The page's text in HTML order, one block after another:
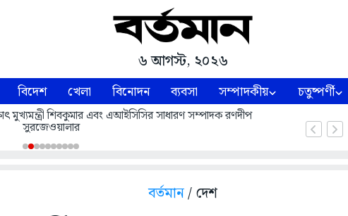
৬ আগস্ট, ২০২৬
বিদেশ খেলা বিনোদন ব্যবসা সম্পাদকীয় চতুষ্পর্ণী
মুখ্যমন্ত্রী শিবকুমার এবং এআইসিসির সাধারণ সম্পাদক রণদীপ
সুরজেওয়ালার
বর্তমান/ দেশ